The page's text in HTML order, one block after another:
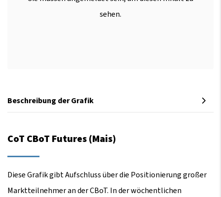
sehen.
Beschreibung der Grafik
CoT CBoT Futures (Mais)
Diese Grafik gibt Aufschluss über die Positionierung großer
Marktteilnehmer an der CBoT. In der wöchentlichen